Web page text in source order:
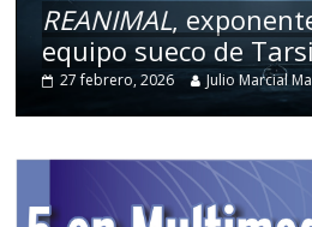
REANIMAL,
equipo sueco de
27 febrero, 2026 Julio Marcial